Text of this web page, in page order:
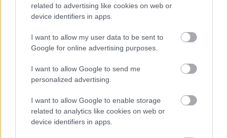
related to advertising like cookies on web or
device identifiers in apps.
I want to allow my user data to be sent to
Google for online advertising purposes.
I want to allow Google to send me
personalized advertising.
I want to allow Google to enable storage
related to analytics like cookies on web or
device identifiers in apps.
Új gyalogosátkelők és jelzőlámpás
csomópont épül Angyalföldön
Másfélszeresére bővítik
Hódmezővásárhely jó hírű református
iskoláját
Látványos építési szakasz indult be a